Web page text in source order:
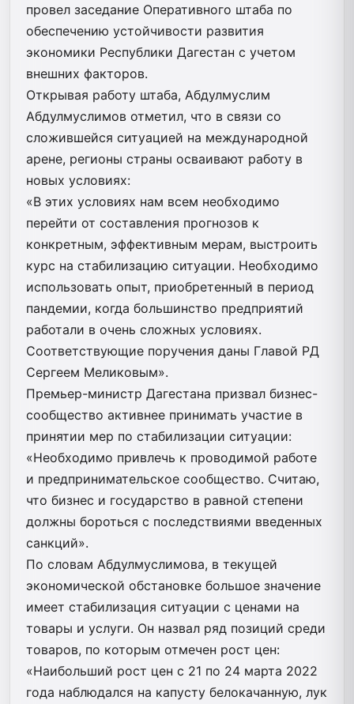
провел заседание Оперативного штаба по
обеспечению устойчивости развития
экономики Республики Дагестан с учетом
внешних факторов.
Открывая работу штаба, Абдулмуслим
Абдулмуслимов отметил, что в связи со
сложившейся ситуацией на международной
арене, регионы страны осваивают работу в
новых условиях:
«В этих условиях нам всем необходимо
перейти от составления прогнозов к
конкретным, эффективным мерам, выстроить
курс на стабилизацию ситуации. Необходимо
использовать опыт, приобретенный в период
пандемии, когда большинство предприятий
работали в очень сложных условиях.
Соответствующие поручения даны Главой РД
Сергеем Меликовым».
Премьер-министр Дагестана призвал бизнес-
сообщество активнее принимать участие в
принятии мер по стабилизации ситуации:
«Необходимо привлечь к проводимой работе
и предпринимательское сообщество. Считаю,
что бизнес и государство в равной степени
должны бороться с последствиями введенных
санкций».
По словам Абдулмуслимова, в текущей
экономической обстановке большое значение
имеет стабилизация ситуации с ценами на
товары и услуги. Он назвал ряд позиций среди
товаров, по которым отмечен рост цен:
«Наибольший рост цен с 21 по 24 марта 2022
года наблюдался на капусту белокачанную, лук